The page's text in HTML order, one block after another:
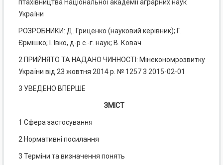
птахівництва Національної академії аграрних наук
України
РОЗРОБНИКИ: Д. Гриценко (науковий керівник); Г.
Єрмішко; І. Івко, д-р с.-г. наук; В. Ковач
2 ПРИЙНЯТО ТА НАДАНО ЧИННОСТІ: Мінекономрозвитку
України від 23 жовтня 2014 р. № 1257 3 2015-02-01
3 УВЕДЕНО ВПЕРШЕ
ЗМІСТ
1 Сфера застосування
2 Нормативні посилання
3 Терміни та визначення понять